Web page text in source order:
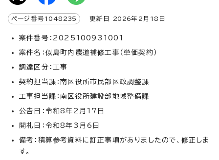
ページ番号 1048235 更新日 2026年2月 18 日
案件番号：2025100931001
案件名：似島町内農道補修工事（単価契約）
調達区分：工事
契約担当課：南区役所市民部区政調整課
工事担当課：南区役所建設部地域整備課
公告日：令和8年2月17日
開札日：令和8年3月6日
備考：積算参考資料に訂正事項がありましたので、修正しま
す。